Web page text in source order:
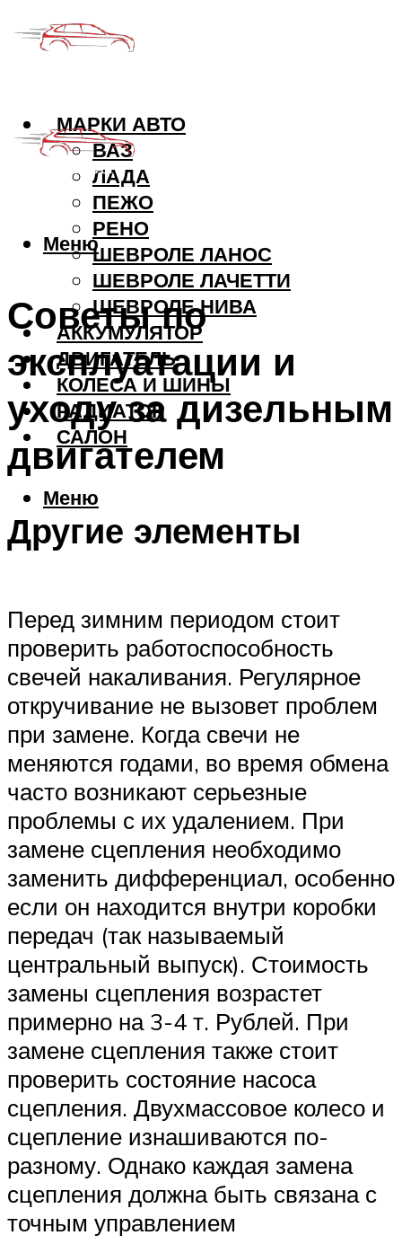
МАРКИ АВТО
ВАЗ
ЛАДА
ПЕЖО
РЕНО
ШЕВРОЛЕ ЛАНОС
ШЕВРОЛЕ ЛАЧЕТТИ
ШЕВРОЛЕ НИВА
АККУМУЛЯТОР
ДВИГАТЕЛЬ
КОЛЕСА И ШИНЫ
РАДИАТОР
САЛОН
Меню
Меню
Советы по
эксплуатации и
уходу за дизельным
двигателем
Другие элементы
Перед зимним периодом стоит
проверить работоспособность
свечей накаливания. Регулярное
откручивание не вызовет проблем
при замене. Когда свечи не
меняются годами, во время обмена
часто возникают серьезные
проблемы с их удалением. При
замене сцепления необходимо
заменить дифференциал, особенно
если он находится внутри коробки
передач (так называемый
центральный выпуск). Стоимость
замены сцепления возрастет
примерно на 3-4 т. Рублей. При
замене сцепления также стоит
проверить состояние насоса
сцепления. Двухмассовое колесо и
сцепление изнашиваются по-
разному. Однако каждая замена
сцепления должна быть связана с
точным управлением